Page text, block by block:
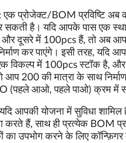
प्रोजेक्ट/BOM प्रविष्टि अब
सकती है। यदि आपके पास एक
दूसरे में 100pcs हैं, तो अब आप
कर पाएंगे। इसी तरह, यदि
विकल्प में 100pcs स्टॉक है,
आप 200 की मात्रा के साथ
(पहले आओ, पहले पाओ) क्रम में
आपकी योजना में सुविधा
करते हैं, साथ ही प्रत्येक BOM
उपभोग करने के लिए कॉन्फ़िगर